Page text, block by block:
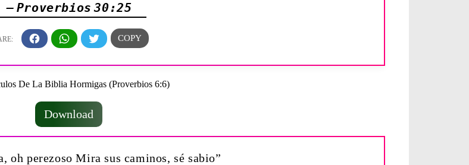
— Proverbios 30:25
Download
oh perezoso Mira sus caminos, sé sabio”